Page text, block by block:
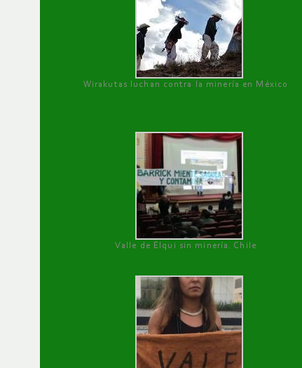
Wirakutas luchan contra la minería en México
Valle de Elqui sin minería. Chile